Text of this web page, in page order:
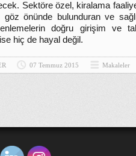
Sektöre özel, kiralama
göz önünde bulunduran ve
doğru girişim ve
hiç de hayal değil.
07 Temmuz 2015 Makaleler